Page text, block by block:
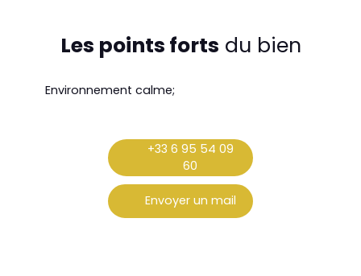
Les points forts du bien
Environnement calme;
+33 6 95 54 09
60
Envoyer un mail